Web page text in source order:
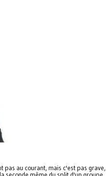
pas au courant, mais c'est pas grave,